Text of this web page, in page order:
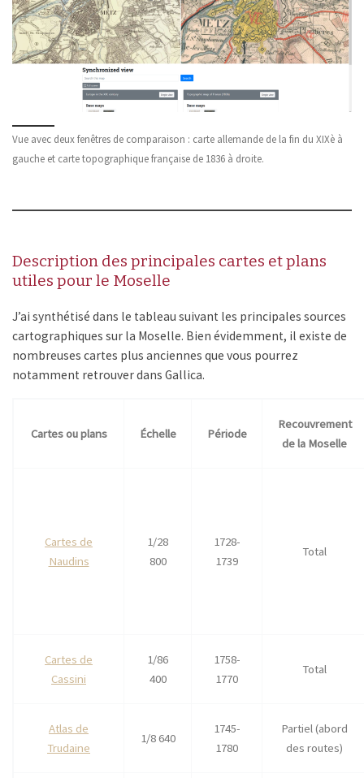
Vue avec deux fenêtres de comparaison : carte allemande de la fin du XIXè à
gauche et carte topographique française de 1836 à droite.
Description des principales cartes et plans
utiles pour le Moselle
J’ai synthétisé dans le tableau suivant les principales sources
cartographiques sur la Moselle. Bien évidemment, il existe de
nombreuses cartes plus anciennes que vous pourrez
notamment retrouver dans Gallica.
Cartes ou plans Échelle Période
Recouvrement
de la Moselle
Cartes de
Naudins
1/28
800
1728-
1739
Total
Cartes de
Cassini
1/86
400
1758-
1770
Total
Atlas de
Trudaine
1/8 640
1745-
1780
Partiel (abord
des routes)